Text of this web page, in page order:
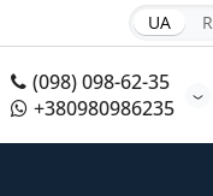
UA
(098) 098-62-35
+380980986235